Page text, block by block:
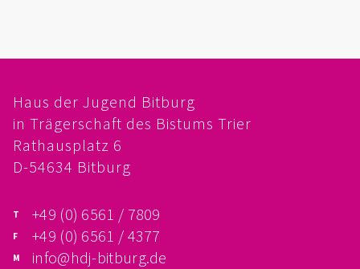
FÖRDERVEREIN
PRAKTIKUM, FSJ
KONZEPTION
PRÄVENTION
INSTITUTIONELLES SCHUTZKONZEPT
Haus der Jugend Bitburg
in Trägerschaft des Bistums Trier
Rathausplatz 6
D-54634 Bitburg
+49 (0) 6561 / 7809
+49 (0) 6561 / 4377
info@hdj-bitburg.de